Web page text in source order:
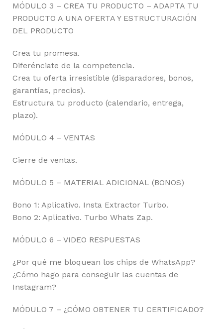
MÓDULO 3 – CREA TU PRODUCTO – ADAPTA TU
PRODUCTO A UNA OFERTA Y ESTRUCTURACIÓN
DEL PRODUCTO
Crea tu promesa.
Diferénciate de la competencia.
Crea tu oferta irresistible (disparadores, bonos,
garantías, precios).
Estructura tu producto (calendario, entrega,
plazo).
MÓDULO 4 – VENTAS
Cierre de ventas.
MÓDULO 5 – MATERIAL ADICIONAL (BONOS)
Bono 1: Aplicativo. Insta Extractor Turbo.
Bono 2: Aplicativo. Turbo Whats Zap.
MÓDULO 6 – VIDEO RESPUESTAS
¿Por qué me bloquean los chips de WhatsApp?
¿Cómo hago para conseguir las cuentas de
Instagram?
MÓDULO 7 – ¿CÓMO OBTENER TU CERTIFICADO?